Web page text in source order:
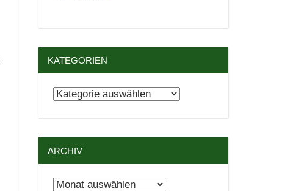
KATEGORIEN
Kategorien
ARCHIV
Archiv